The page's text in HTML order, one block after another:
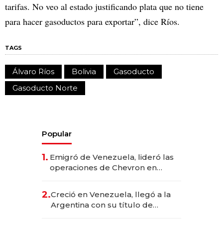
tarifas. No veo al estado justificando plata que no tiene
para hacer gasoductos para exportar”, dice Ríos.
TAGS
Álvaro Ríos Bolivia
Gasoducto
Gasoducto Norte
Popular
1. Emigró de Venezuela, lideró las
operaciones de Chevron en
2.Creció en Venezuela, llegó a la
Argentina con su título de